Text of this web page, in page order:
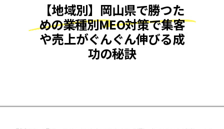
【地域別】岡山県で勝つた
めの業種別MEO対策で集客
や売上がぐんぐん伸びる成
功の秘訣